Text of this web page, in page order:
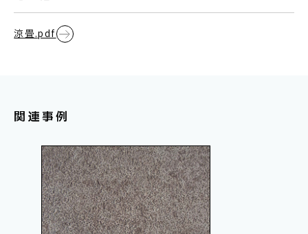
涼畳.pdf
関連事例